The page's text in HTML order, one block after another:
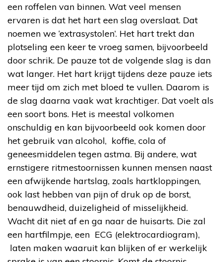
een roffelen van binnen. Wat veel mensen
ervaren is dat het hart een slag overslaat. Dat
noemen we ‘extrasystolen’. Het hart trekt dan
plotseling een keer te vroeg samen, bijvoorbeeld
door schrik. De pauze tot de volgende slag is dan
wat langer. Het hart krijgt tijdens deze pauze iets
meer tijd om zich met bloed te vullen. Daarom is
de slag daarna vaak wat krachtiger. Dat voelt als
een soort bons. Het is meestal volkomen
onschuldig en kan bijvoorbeeld ook komen door
het gebruik van alcohol, koffie, cola of
geneesmiddelen tegen astma. Bij andere, wat
ernstigere ritmestoornissen kunnen mensen naast
een afwijkende hartslag, zoals hartkloppingen,
ook last hebben van pijn of druk op de borst,
benauwdheid, duizeligheid of misselijkheid.
Wacht dit niet af en ga naar de huisarts. Die zal
een hartfilmpje, een ECG (elektrocardiogram),
laten maken waaruit kan blijken of er werkelijk